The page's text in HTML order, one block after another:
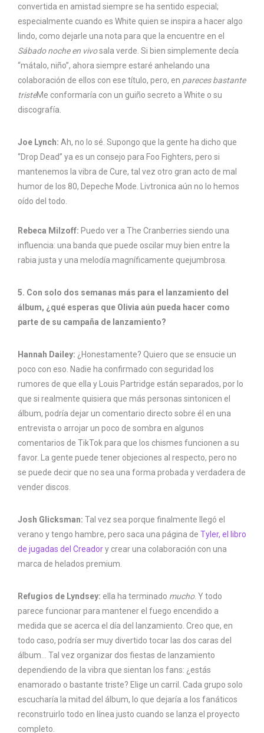
convertida en amistad siempre se ha sentido especial;
especialmente cuando es White quien se inspira a hacer algo
lindo, como dejarle una nota para que la encuentre en el
Sábado noche en vivosala verde. Si bien simplemente decía
“mátalo, niño”, ahora siempre estaré anhelando una
colaboración de ellos con ese título, pero, en pareces bastante
tristeMe conformaría con un guiño secreto a White o su
discografía.
Joe Lynch: Ah, no lo sé. Supongo que la gente ha dicho que
“Drop Dead” ya es un consejo para Foo Fighters, pero si
mantenemos la vibra de Cure, tal vez otro gran acto de mal
humor de los 80, Depeche Mode. Livtronica aún no lo hemos
oído del todo.
Rebeca Milzoff: Puedo ver a The Cranberries siendo una
influencia: una banda que puede oscilar muy bien entre la
rabia justa y una melodía magníficamente quejumbrosa.
5. Con solo dos semanas más para el lanzamiento del
álbum, ¿qué esperas que Olivia aún pueda hacer como
parte de su campaña de lanzamiento?
Hannah Dailey: ¿Honestamente? Quiero que se ensucie un
poco con eso. Nadie ha confirmado con seguridad los
rumores de que ella y Louis Partridge están separados, por lo
que si realmente quisiera que más personas sintonicen el
álbum, podría dejar un comentario directo sobre él en una
entrevista o arrojar un poco de sombra en algunos
comentarios de TikTok para que los chismes funcionen a su
favor. La gente puede tener objeciones al respecto, pero no
se puede decir que no sea una forma probada y verdadera de
vender discos.
Josh Glicksman: Tal vez sea porque finalmente llegó el
verano y tengo hambre, pero saca una página de Tyler, el libro
de jugadas del Creadory crear una colaboración con una
marca de helados premium.
Refugios de Lyndsey: ella ha terminado mucho. Y todo
parece funcionar para mantener el fuego encendido a
medida que se acerca el día del lanzamiento. Creo que, en
todo caso, podría ser muy divertido tocar las dos caras del
álbum… Tal vez organizar dos fiestas de lanzamiento
dependiendo de la vibra que sientan los fans: ¿estás
enamorado o bastante triste? Elige un carril. Cada grupo solo
escucharía la mitad del álbum, lo que dejaría a los fanáticos
reconstruirlo todo en línea justo cuando se lanza el proyecto
completo.